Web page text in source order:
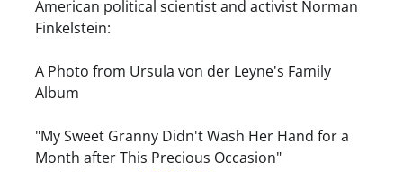
American political scientist and activist Norman
Finkelstein:
A Photo from Ursula von der Leyne's Family
Album
"My Sweet Granny Didn't Wash Her Hand for a
Month after This Precious Occasion"